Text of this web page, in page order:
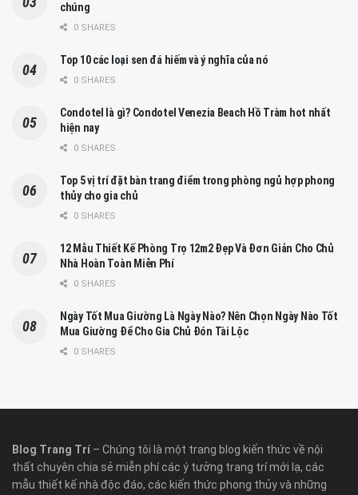
chúng
0 SHARES
Top 10 các loại sen đá hiếm và ý nghĩa của nó
0 SHARES
Condotel là gì? Condotel Venezia Beach Hồ Tràm hot nhất
hiện nay
0 SHARES
Top 5 vị trí đặt bàn trang điểm trong phòng ngủ hợp phong
thủy cho gia chủ
0 SHARES
12 Mẫu Thiết Kế Phòng Trọ 12m2 Đẹp Và Đơn Giản Cho Chủ
Nhà Hoàn Toàn Miễn Phí
0 SHARES
Ngày Tốt Mua Giường Là Ngày Nào? Nên Chọn Ngày Nào Tốt
Mua Giường Để Cho Gia Chủ Đón Tài Lộc
0 SHARES
Blog Trang Trí – Chúng tôi là một trang blog kiến thức về nội
thất chuyên chia sẻ miễn phí các ý tưởng trang trí mới lạ, các
mẫu thiết kế nhà độc đáo, các kiến thức phong thủy và những